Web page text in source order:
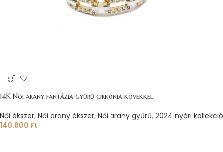
14K Női arany fantázia gyűrű cirkónia kövekkel
Női ékszer, Női arany ékszer, Női arany gyűrű, 2024 nyári kollekció
140.800 Ft